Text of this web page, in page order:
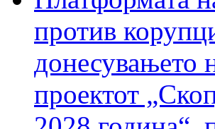
против
донесувањето
проектот